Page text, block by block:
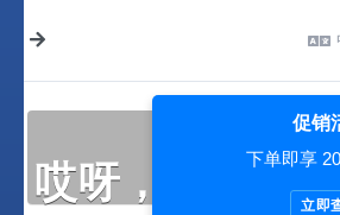
哎呀，此处出现
促销
下单即享
立即